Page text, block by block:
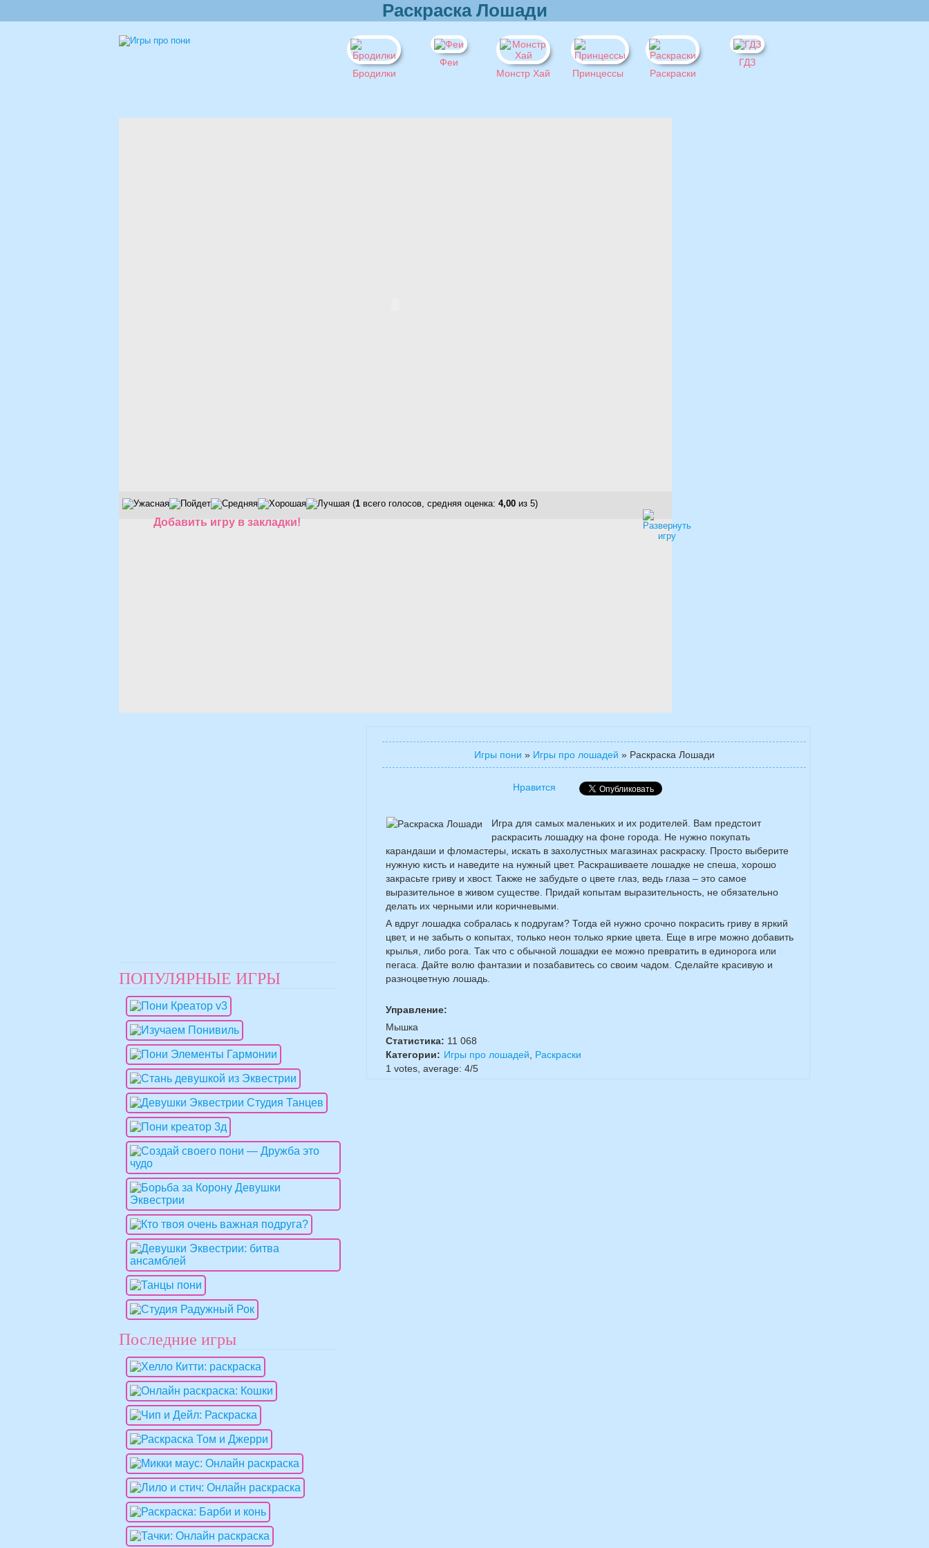
Раскраска Лошади
Бродилки
Феи
Монстр Хай
Принцессы Раскраски
ГДЗ
(1 всего голосов, средняя оценка: 4,00 из 5)
Добавить игру в закладки!
Игры пони » Игры про лошадей » Раскраска Лошади
Нравится
Игра для самых маленьких и их родителей. Вам предстоит
раскрасить лошадку на фоне города. Не нужно покупать
карандаши и фломастеры, искать в захолустных магазинах раскраску. Просто выберите
нужную кисть и наведите на нужный цвет. Раскрашиваете лошадке не спеша, хорошо
закрасьте гриву и хвост. Также не забудьте о цвете глаз, ведь глаза – это самое
выразительное в живом существе. Придай копытам выразительность, не обязательно
делать их черными или коричневыми.
А вдруг лошадка собралась к подругам? Тогда ей нужно срочно покрасить гриву в яркий
цвет, и не забыть о копытах, только неон только яркие цвета. Еще в игре можно добавить
крылья, либо рога. Так что с обычной лошадки ее можно превратить в единорога или
пегаса. Дайте волю фантазии и позабавитесь со своим чадом. Сделайте красивую и
разноцветную лошадь.
Управление:
Мышка
Статистика: 11 068
Категории: Игры про лошадей
Раскраски
1 votes, average: 4/5
ПОПУЛЯРНЫЕ ИГРЫ
Последние игры